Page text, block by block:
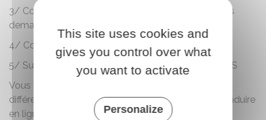
3/ Compléter les rubriques et ajouter les justificatifs
demandés
4/ Confirmer la démarche
5/ Suivre son avancement dans votre espace ANTS
Vous pouvez aussi consulter une
différentes étapes de la demande de permis de conduire
en ligne
This site uses cookies and
gives you control over what
you want to activate
Personalize